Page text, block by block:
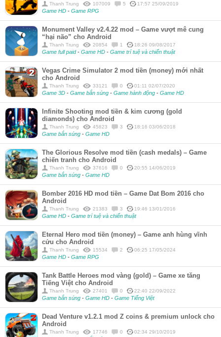
Thanh Trung 107009 5 17:57 25/09/2019
Game HD - Game RPG
Monument Valley v2.4.22 mod – Game vượt mê cung
“hại não” cho Android
Thanh Trung 20854 1 18:26 09/08/2017
Game full paid- Game HD - Game trí tuệ và chiến thuật
Vegas Crime Simulator 2 mod tiền (money) mới nhất
cho Android
Thanh Trung 33121 0 01:11 02/07/2020
Game 3D - Game bắn súng - Game hành động - Game HD
Infinite Shooting mod tiền & kim cương (gold
diamonds) cho Android
Thanh Trung 45823 3 18:16 03/06/2018
Game bắn súng - Game HD
The Glorious Resolve mod tiền (cash medals) – Game
chiến tranh cho Android
Thanh Trung 37616 0 20:55 14/06/2019
Game bắn súng - Game HD
Bomber 2016 HD mod tiền – Game Dat Bom 2016 cho
Android
Thanh Trung 21383 3 19:46 13/01/2016
Game HD - Game trí tuệ và chiến thuật
Eternal Hero mod tiền (money) – Game anh hùng vĩnh
cửu cho Android
Thanh Trung 15534 2 06:25 17/05/2024
Game HD - Game RPG
Tank Battle Heroes mod vàng (gold) – Game xe tăng
Tiếng Việt cho Android
Thanh Trung 27401 0 22:40 22/09/2022
Game bắn súng - Game HD - Game Tiếng Việt
Dead Venture v1.2.1 mod Z coins & premium unlock cho
Android
Thanh Trung 17746 0 02:34 29/10/2019